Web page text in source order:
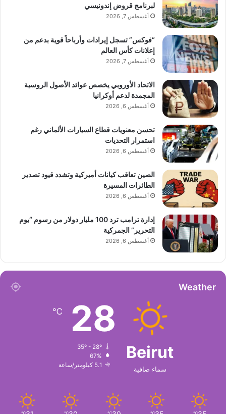
لبرنامج قروض إندونيسي
أغسطس 7, 2026
“فوكس” تسجل إيرادات وأرباحاً قوية بدعم من
إعلانات كأس العالم
أغسطس 7, 2026
الاتحاد الأوروبي يخصص عوائد الأصول الروسية
المجمدة لدعم أوكرانيا
أغسطس 6, 2026
تحسن معنويات قطاع السيارات الألماني رغم
استمرار التحديات
أغسطس 6, 2026
الصين تعاقب كيانات أميركية وتشدد قيود تصدير
الطائرات المسيرة
أغسطس 6, 2026
إدارة ترامب ترد 100 مليار دولار من رسوم “يوم
التحرير” الجمركية
أغسطس 6, 2026
Weather
Beirut
سماء صافية
28
℃
67%
5.1 كيلومتر/ساعة